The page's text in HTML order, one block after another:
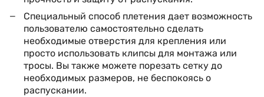
Специальный способ плетения дает возможность
пользователю самостоятельно сделать
необходимые отверстия для крепления или
просто использовать клипсы для монтажа или
тросы. Вы также можете порезать сетку до
необходимых размеров, не беспокоясь о
распускании.